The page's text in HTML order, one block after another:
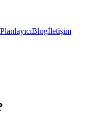
Blogİletişim